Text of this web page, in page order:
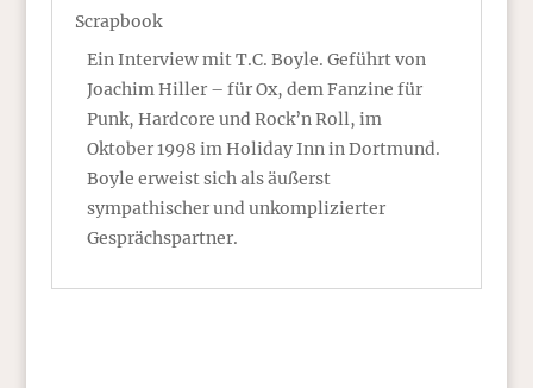
Scrapbook
Ein Interview mit T.C. Boyle. Geführt von
Joachim Hiller – für Ox, dem Fanzine für
Punk, Hardcore und Rock’n Roll, im
Oktober 1998 im Holiday Inn in Dortmund.
Boyle erweist sich als äußerst
sympathischer und unkomplizierter
Gesprächspartner.